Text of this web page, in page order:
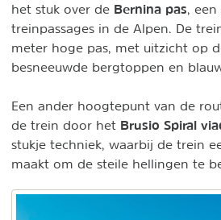
het stuk over de Bernina pas ,
treinpassages in de Alpen. De
meter hoge pas, met uitzicht op
besneeuwde bergtoppen en
Een ander hoogtepunt van de
de trein door het Brusio Spiral
stukje techniek, waarbij de trein
maakt om de steile hellingen te